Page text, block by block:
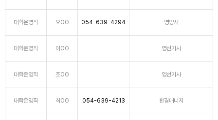
대학운영직 오OO 054-639-4294 영양사
대학운영직 이OO 영선기사
대학운영직 조OO 영선기사
대학운영직 최OO 054-639-4213 환경매니저